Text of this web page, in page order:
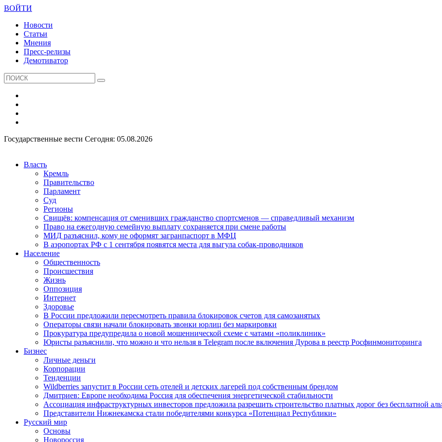
ВОЙТИ
Новости
Статьи
Мнения
Пресс-релизы
Демотиватор
Государственные вести Сегодня: 05.08.2026
Власть
Кремль
Правительство
Парламент
Суд
Регионы
Свищёв: компенсация от сменивших гражданство спортсменов — справедливый механизм
Право на ежегодную семейную выплату сохраняется при смене работы
МИД разъяснил, кому не оформят загранпаспорт в МФЦ
В аэропортах РФ с 1 сентября появятся места для выгула собак-проводников
Население
Общественность
Происшествия
Жизнь
Оппозиция
Интернет
Здоровье
В России предложили пересмотреть правила блокировок счетов для самозанятых
Операторы связи начали блокировать звонки юрлиц без маркировки
Прокуратура предупредила о новой мошеннической схеме с чатами «поликлиник»
Юристы разъяснили, что можно и что нельзя в Telegram после включения Дурова в реестр Росфинмониторинга
Бизнес
Личные деньги
Корпорации
Тенденции
Wildberries запустит в России сеть отелей и детских лагерей под собственным брендом
Дмитриев: Европе необходима Россия для обеспечения энергетической стабильности
Ассоциация инфраструктурных инвесторов предложила разрешить строительство платных дорог без бесплатной
Представители Нижнекамска стали победителями конкурса «Потенциал Республики»
Русский мир
Основы
Новороссия